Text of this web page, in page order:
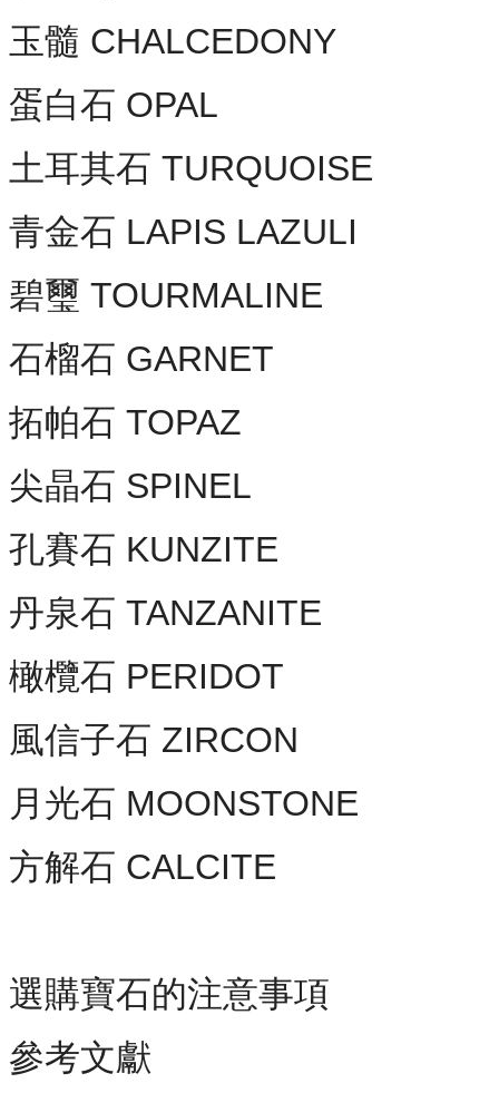
玉髓 CHALCEDONY
蛋白石 OPAL
土耳其石 TURQUOISE
青金石 LAPIS LAZULI
碧璽 TOURMALINE
石榴石 GARNET
拓帕石 TOPAZ
尖晶石 SPINEL
孔賽石 KUNZITE
丹泉石 TANZANITE
橄欖石 PERIDOT
風信子石 ZIRCON
月光石 MOONSTONE
方解石 CALCITE
選購寶石的注意事項
參考文獻